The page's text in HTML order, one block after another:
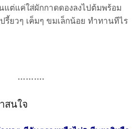
แต่แค่ใส่ผักกาดดองลงไปต้มพร้อม
รี้ยวๆ เค็มๆ ขมเล็กน้อย ทำทานทีไร
……….
สนใจ